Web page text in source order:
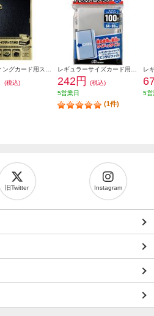
(税込)
242円
(税込)
5営業日
(1件)
5営
旧Twitter Instagram